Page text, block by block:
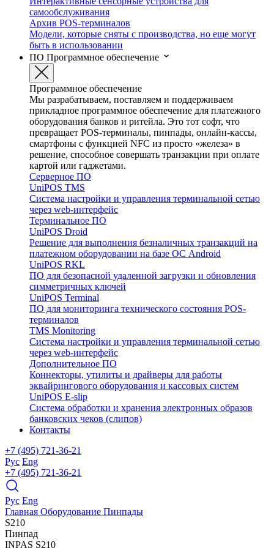
самообслуживания
Архив POS-терминалов
Модели, которые сняты с производства, но еще могут
быть в использовании
ПО Программное обеспечение
Программное обеспечение
Мы разрабатываем, поставляем и поддерживаем
прикладное программное обеспечение для платежного
оборудования банков и ритейла. Это тот софт, что
превращает POS-терминалы, пинпады, онлайн-кассы,
смартфоны с функцией NFC из просто «железа» в
решение, способное совершать транзакции при оплате
картой или гаджетами.
Серверное ПО
UniPOS TMS
Система настройки и управления терминальной сетью
через web-интерфейс
Терминальное ПО
UniPOS Droid
Решение для выполнения безналичных транзакций на
платежном оборудовании на базе ОС Android
UniPOS RKL
ПО для безопасной удаленной загрузки и обновления
симметричных ключей
UniPOS Terminal
ПО для мониторинга технического состояния POS-
терминалов
TMS Monitoring
Система настройки и управления терминальной сетью
через web-интерфейс
Дополнительное ПО
Коннекторы, утилиты и драйверы для работы
эквайрингового оборудования и кассовых систем
UniPOS E-slip
Система обработки и хранения электронных образов
банковских чеков (слипов)
Контакты
+7 (495) 721-36-21
Рус Eng
+7 (495) 721-36-21
Рус Eng
Главная Оборудование Пинпады
S210
Пинпад
INPAS S210